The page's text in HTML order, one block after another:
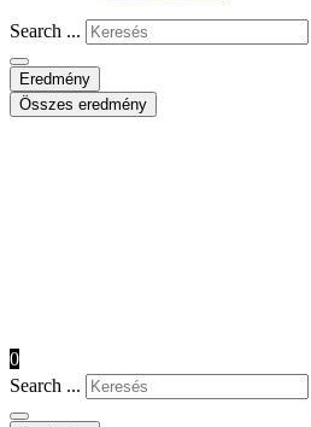
Search ...
Eredmény
Összes eredmény
0
Search ...